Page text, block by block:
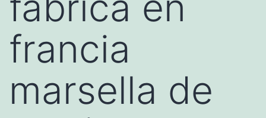
francia
marsella de